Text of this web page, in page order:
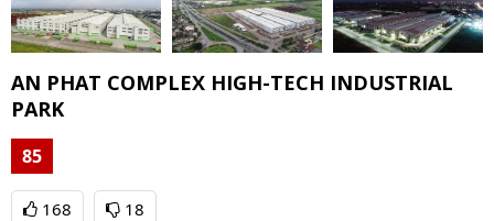
AN PHAT COMPLEX HIGH-TECH INDUSTRIAL
PARK
85
168 18